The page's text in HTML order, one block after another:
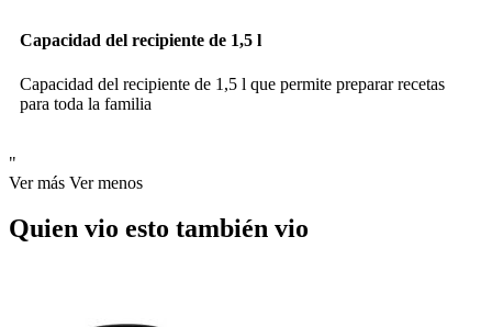
Capacidad del recipiente de 1,5 l
Capacidad del recipiente de 1,5 l que permite preparar recetas
para toda la familia
"
Ver más Ver menos
Quien vio esto también vio